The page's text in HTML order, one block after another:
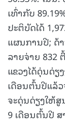
ເທົ່າກັບ
ປະຕິບັດໄດ້
ແຜນການປີ; ດ້
ລາຍຈ່າຍ 832
ແຂວງໄດ້ດຸ່ນດ່
ເດືອນຕົ້ນປີແລ້
ຈະດຸ່ນດ່ຽງໃຫ້ສູ
9 ເດືອນຕົ້ນປີ